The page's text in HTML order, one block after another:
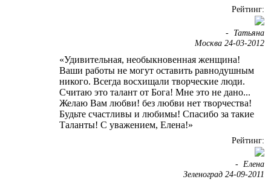
Рейтинг:
- Татьяна
Москва 24-03-2012
«Удивительная, необыкновенная женщина!
Ваши работы не могут оставить равнодушным
никого. Всегда восхищали творческие люди.
Считаю это талант от Бога! Мне это не дано...
Желаю Вам любви! без любви нет творчества!
Будьте счастливы и любимы! Спасибо за такие
Таланты! С уважением, Елена!»
Рейтинг:
- Елена
Зеленоград 24-09-2011